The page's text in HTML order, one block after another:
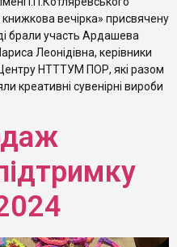
вечірка» присвячену
брали участь Ардашева
Леонідівна, керівники
НТТТУМ ПОР, які разом
креативні сувенірні вироби